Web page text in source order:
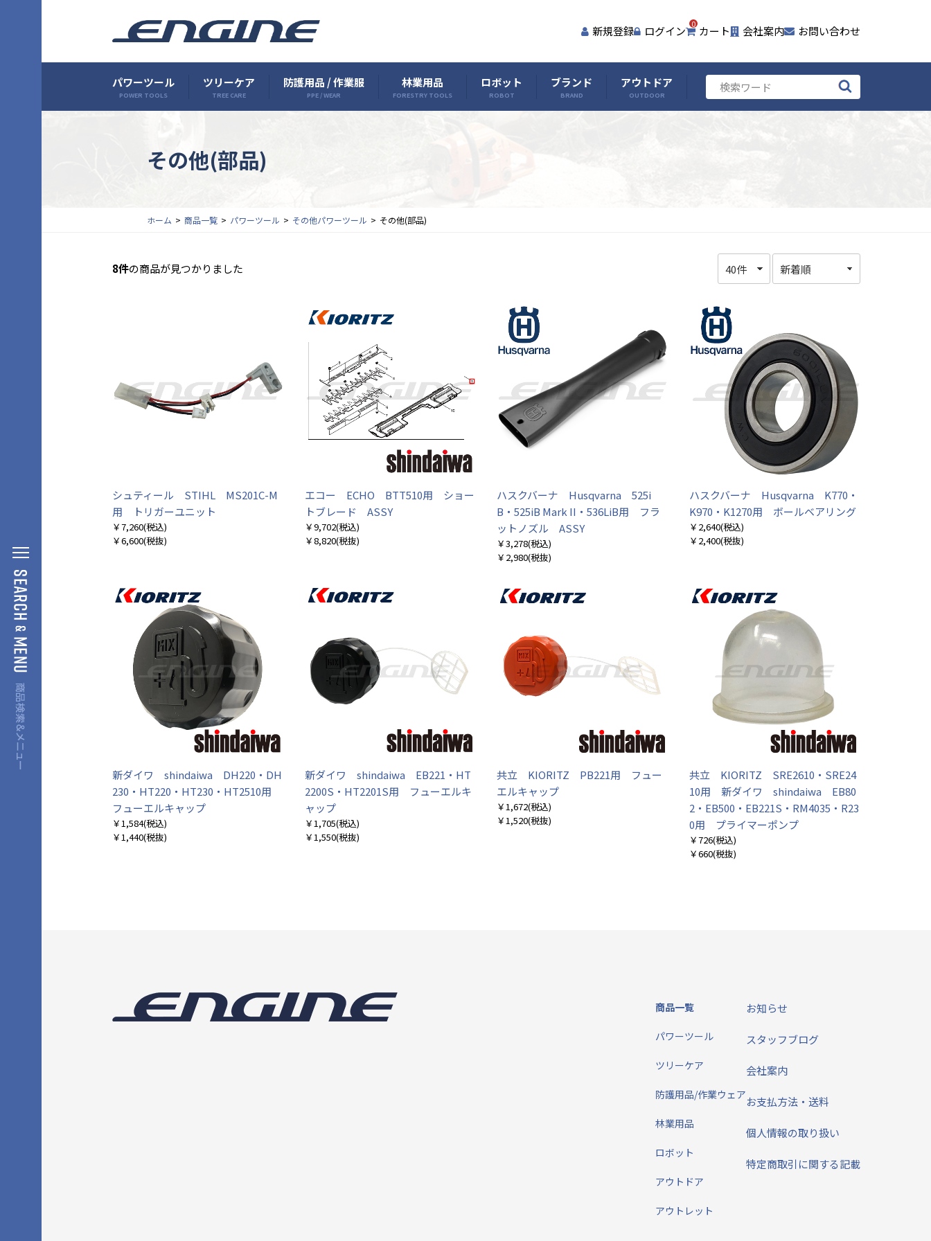
新規登録 ログイン 0 カート 会社案内 お問い合わせ
パワーツール
POWER TOOLS
ツリーケア
TREE CARE
防護用品 / 作業服
PPE / WEAR
林業用品
FORESTRY TOOLS
ロボット
ROBOT
ブランド
BRAND
アウトドア
OUTDOOR
その他(部品)
ホーム 商品一覧 パワーツール その他パワーツール その他(部品)
8件の商品が見つかりました
シュティール STIHL MS201C-M
用 トリガーユニット
￥7,260(税込)
￥6,600(税抜)
エコー ECHO BTT510用 ショー
トブレード ASSY
￥9,702(税込)
￥8,820(税抜)
ハスクバーナ Husqvarna 525i
B・525iB Mark II・536LiB用 フラ
ットノズル ASSY
￥3,278(税込)
￥2,980(税抜)
ハスクバーナ Husqvarna K770・
K970・K1270用 ボールベアリング
￥2,640(税込)
￥2,400(税抜)
新ダイワ shindaiwa DH220・DH
230・HT220・HT230・HT2510用
フューエルキャップ
￥1,584(税込)
￥1,440(税抜)
新ダイワ shindaiwa EB221・HT
2200S・HT2201S用 フューエルキ
ャップ
￥1,705(税込)
￥1,550(税抜)
共立 KIORITZ PB221用 フュー
エルキャップ
￥1,672(税込)
￥1,520(税抜)
共立 KIORITZ SRE2610・SRE24
10用 新ダイワ shindaiwa EB80
2・EB500・EB221S・RM4035・R23
0用 プライマーポンプ
￥726(税込)
￥660(税抜)
お買い物を続ける カートへ進む
商品一覧
パワーツール
ツリーケア
防護用品/作業ウェア
林業用品
ロボット
アウトドア
アウトレット
お知らせ
スタッフブログ
会社案内
お支払方法・送料
個人情報の取り扱い
特定商取引に関する記載